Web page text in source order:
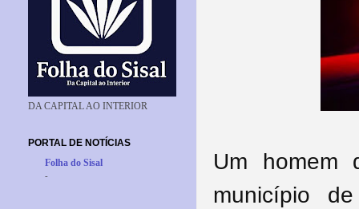
Um homem
município
DA CAPITAL AO INTERIOR
PORTAL DE NOTÍCIAS
Folha do Sisal
-